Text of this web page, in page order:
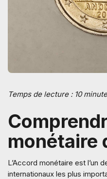
Temps de lecture : 10
monétaire
L’Accord monétaire est l’un
internationaux les plus